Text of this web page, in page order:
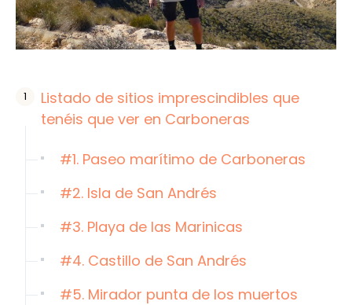
Listado de sitios imprescindibles que
tenéis que ver en Carboneras
#1. Paseo marítimo de Carboneras
#2. Isla de San Andrés
#3. Playa de las Marinicas
#4. Castillo de San Andrés
#5. Mirador punta de los muertos